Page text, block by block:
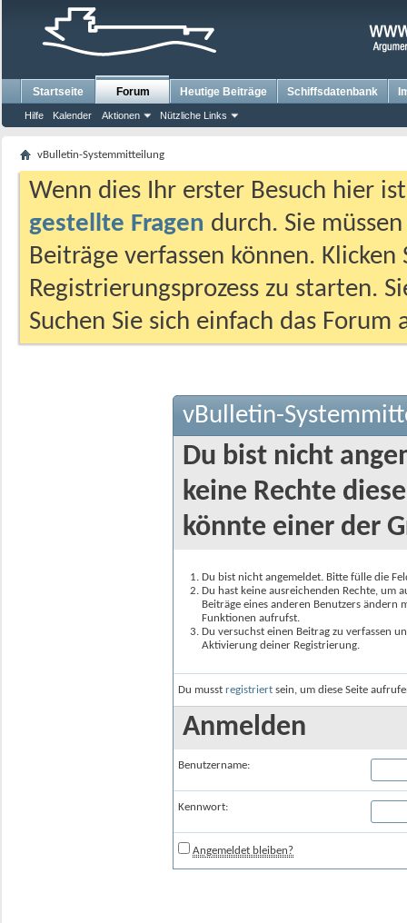
Startseite Forum
Hilfe Kalender Aktionen Nützliche Links
Heutige Beiträge Schiffsdatenbank
vBulletin-Systemmitteilung
Wenn dies Ihr erster Besuch hier
gestellte Fragen durch. Sie
Beiträge verfassen können.
Registrierungsprozess zu starten.
Suchen Sie sich einfach das
vBulletin-
Du bist nicht
keine Rechte
könnte einer der
Du bist nicht angemeldet. Bitte fülle die
Du hast keine ausreichenden Rechte, um
Beiträge eines anderen Benutzers
Funktionen aufrufst.
Du versuchst einen Beitrag zu verfassen
Aktivierung deiner Registrierung.
Du musst registriert sein, um diese Seite
Anmelden
Benutzername:
Kennwort:
Angemeldet bleiben?